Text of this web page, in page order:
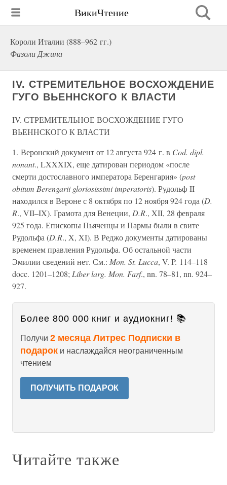
ВикиЧтение
Короли Италии (888–962 гг.)
Фазоли Джина
IV. СТРЕМИТЕЛЬНОЕ ВОСХОЖДЕНИЕ
ГУГО ВЬЕННСКОГО К ВЛАСТИ
IV. СТРЕМИТЕЛЬНОЕ ВОСХОЖДЕНИЕ ГУГО
ВЬЕННСКОГО К ВЛАСТИ
1. Веронский документ от 12 августа 924 г. в Cod. dipl.
nonant., LXXXIX, еще датирован периодом «после
смерти достославного императора Беренгария» (post
obitum Berengarii gloriosissimi imperatoris). Рудольф II
находился в Вероне с 8 октября по 12 ноября 924 года (D.
R., VII–IX). Грамота для Венеции, D.R., XII, 28 февраля
925 года. Епископы Пьяченцы и Пармы были в свите
Рудольфа (D.R., X, XI). В Реджо документы датированы
временем правления Рудольфа. Об остальной части
Эмилии сведений нет. См.: Mon. St. Lucca, V. P. 114–118
docc. 1201–1208; Liber larg. Mon. Farf., nn. 78–81, nn. 924–
927.
Более 800 000 книг и аудиокниг! 📚
Получи 2 месяца Литрес Подписки в
подарок и наслаждайся неограниченным
чтением
ПОЛУЧИТЬ ПОДАРОК
Читайте также